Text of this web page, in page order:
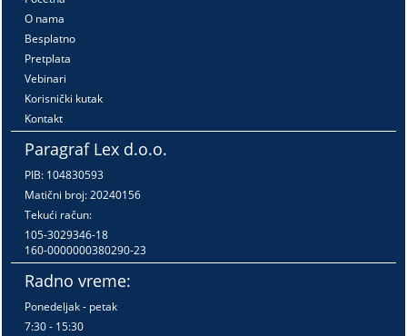
O nama
Besplatno
Pretplata
Vebinari
Korisnički kutak
Kontakt
Paragraf Lex d.o.o.
PIB: 104830593
Matični broj: 20240156
Tekući račun:
105-3029346-18
160-0000000380290-23
Radno vreme:
Ponedeljak - petak
7:30 - 15:30